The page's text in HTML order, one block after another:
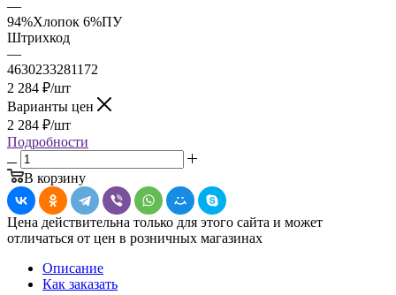
—
94%Хлопок 6%ПУ
Штрихкод
—
4630233281172
2 284 ₽/шт
Варианты цен
2 284 ₽/шт
Подробности
В корзину
Цена действительна только для этого сайта и может
отличаться от цен в розничных магазинах
Описание
Как заказать